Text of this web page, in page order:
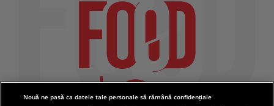
Nouă ne pasă ca datele tale personale să rămână confidențiale